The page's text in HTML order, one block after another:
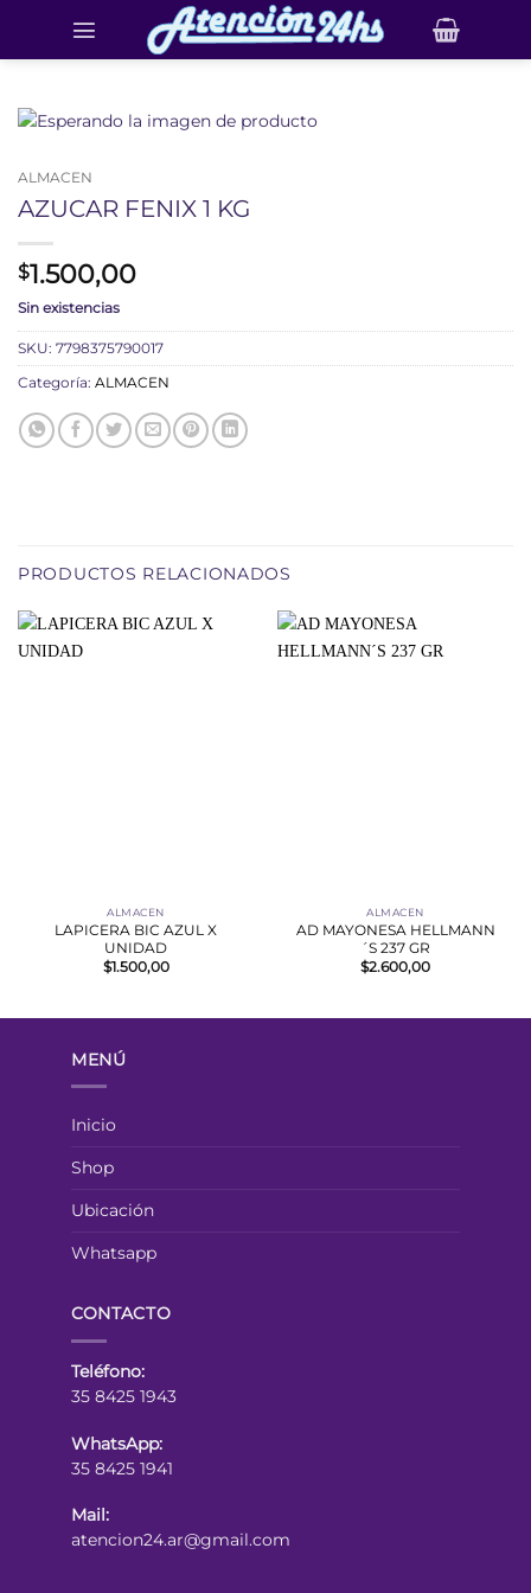
contenido
ALMACEN
AZUCAR FENIX 1 KG
$1.500,00
Sin existencias
SKU: 7798375790017
Categoría: ALMACEN
PRODUCTOS RELACIONADOS
ALMACEN
LAPICERA BIC AZUL X
UNIDAD
$1.500,00
ALMACEN
AD MAYONESA HELLMANN
´S 237 GR
$2.600,00
MENÚ
Inicio
Shop
Ubicación
Whatsapp
CONTACTO
Teléfono:
35 8425 1943
WhatsApp:
35 8425 1941
Mail:
atencion24.ar@gmail.com